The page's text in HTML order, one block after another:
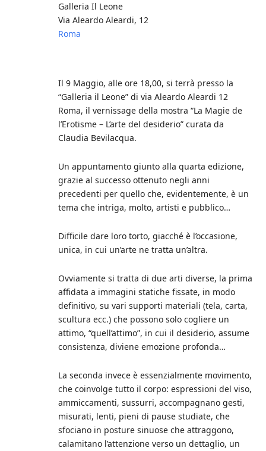
Galleria Il Leone
Via Aleardo Aleardi, 12
Roma
Il 9 Maggio, alle ore 18,00, si terrà presso la
“Galleria il Leone” di via Aleardo Aleardi 12
Roma, il vernissage della mostra “La Magie de
l’Erotisme – L’arte del desiderio” curata da
Claudia Bevilacqua.
Un appuntamento giunto alla quarta edizione,
grazie al successo ottenuto negli anni
precedenti per quello che, evidentemente, è un
tema che intriga, molto, artisti e pubblico…
Difficile dare loro torto, giacché è l’occasione,
unica, in cui un’arte ne tratta un’altra.
Ovviamente si tratta di due arti diverse, la prima
affidata a immagini statiche fissate, in modo
definitivo, su vari supporti materiali (tela, carta,
scultura ecc.) che possono solo cogliere un
attimo, “quell’attimo”, in cui il desiderio, assume
consistenza, diviene emozione profonda…
La seconda invece è essenzialmente movimento,
che coinvolge tutto il corpo: espressioni del viso,
ammiccamenti, sussurri, accompagnano gesti,
misurati, lenti, pieni di pause studiate, che
sfociano in posture sinuose che attraggono,
calamitano l’attenzione verso un dettaglio, un